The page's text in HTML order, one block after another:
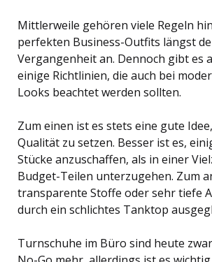
Mittlerweile gehören viele Regeln
perfekten Business-Outfits längst
Vergangenheit an. Dennoch gibt es
einige Richtlinien, die auch bei
Looks beachtet werden sollten.
Zum einen ist es stets eine gute
Qualität zu setzen. Besser ist es,
Stücke anzuschaffen, als in einer
Budget-Teilen unterzugehen. Zum
transparente Stoffe oder sehr tiefe
durch ein schlichtes Tanktop
Turnschuhe im Büro sind heute